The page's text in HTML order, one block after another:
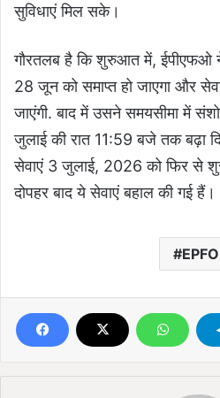
सुविधाएं मिल सके।
गौरतलब है कि शुरुआत में, ईपीएफओ
28 जून को समाप्त हो जाएगा और
जाएंगी. बाद में उसने समयसीमा में
जुलाई की रात 11:59 बजे तक बढ़ा
सेवाएं 3 जुलाई, 2026 को फिर से
दोपहर बाद ये सेवाएं बहाल की गई हैं।
EPFO